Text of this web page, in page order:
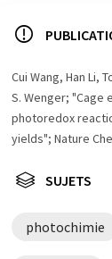
Cui Wang, Han Li,
S. Wenger; "Cage
photoredox
yields"; Nature
SUJETS
photochimie